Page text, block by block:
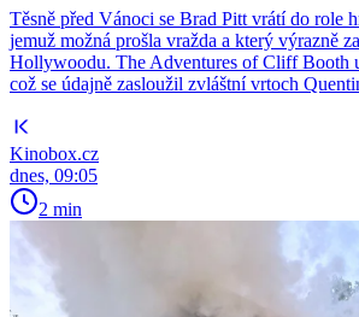
Těsně před Vánoci se Brad Pitt vrátí do role
jemuž možná prošla vražda a který výrazně
Hollywoodu. The Adventures of Cliff Booth
což se údajně zasloužil zvláštní vrtoch
Kinobox.cz
dnes, 09:05
2 min